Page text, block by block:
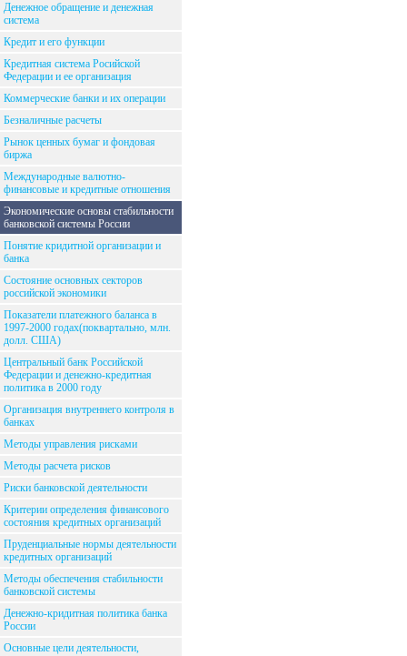
Денежное обращение и денежная
система
Кредит и его функции
Кредитная система Росийской
Федерации и ее организация
Коммерческие банки и их операции
Безналичные расчеты
Рынок ценных бумаг и фондовая
биржа
Международные валютно-
финансовые и кредитные отношения
Экономические основы стабильности
банковской системы России
Понятие кридитной организации и
банка
Состояние основных секторов
российской экономики
Показатели платежного баланса в
1997-2000 годах(поквартально, млн.
долл. США)
Центральный банк Российской
Федерации и денежно-кредитная
политика в 2000 году
Организация внутреннего контроля в
банках
Методы управления рисками
Методы расчета рисков
Риски банковской деятельности
Критерии определения финансового
состояния кредитных организаций
Пруденциальные нормы деятельности
кредитных организаций
Методы обеспечения стабильности
банковской системы
Денежно-кридитная политика банка
России
Основные цели деятельности,